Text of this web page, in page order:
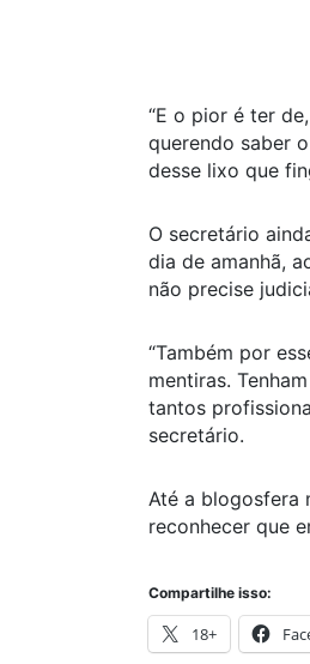
“E o pior é ter
querendo saber
desse lixo que
O secretário
dia de amanhã,
não precise
“Também por
mentiras.
tantos
secretário.
Até a blogosfera
reconhecer que
Compartilhe isso:
18+